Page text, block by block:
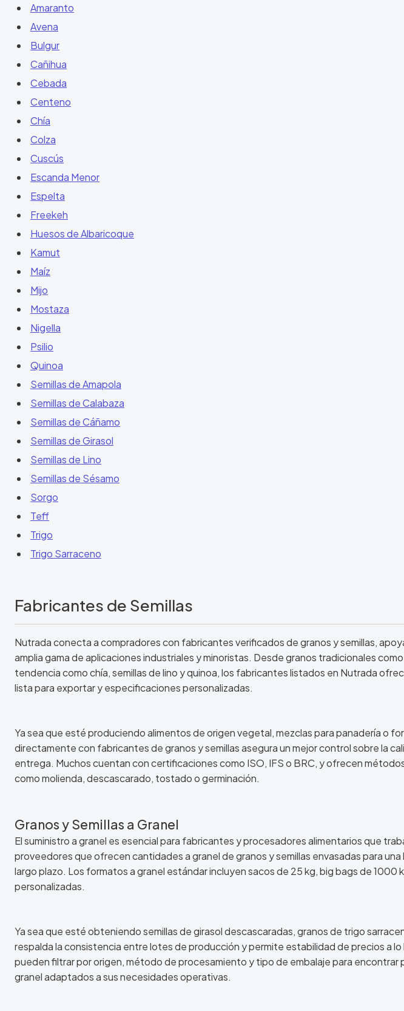
Amaranto
Avena
Bulgur
Cañihua
Cebada
Centeno
Chía
Colza
Cuscús
Escanda Menor
Espelta
Freekeh
Huesos de Albaricoque
Kamut
Maíz
Mijo
Mostaza
Nigella
Psilio
Quinoa
Semillas de Amapola
Semillas de Calabaza
Semillas de Cáñamo
Semillas de Girasol
Semillas de Lino
Semillas de Sésamo
Sorgo
Teff
Trigo
Trigo Sarraceno
Fabricantes de Semillas
Nutrada conecta a compradores con fabricantes verificados de granos y semillas,
amplia gama de aplicaciones industriales y minoristas. Desde granos tradicionales
tendencia como chía, semillas de lino y quinoa, los fabricantes listados en Nutrada
lista para exportar y especificaciones personalizadas.
Ya sea que esté produciendo alimentos de origen vegetal, mezclas para panadería o
directamente con fabricantes de granos y semillas asegura un mejor control sobre la
entrega. Muchos cuentan con certificaciones como ISO, IFS o BRC, y ofrecen
como molienda, descascarado, tostado o germinación.
Granos y Semillas a Granel
El suministro a granel es esencial para fabricantes y procesadores alimentarios que
proveedores que ofrecen cantidades a granel de granos y semillas envasadas para
largo plazo. Los formatos a granel estándar incluyen sacos de 25 kg, big bags de 1000
personalizadas.
Ya sea que esté obteniendo semillas de girasol descascaradas, granos de trigo
respalda la consistencia entre lotes de producción y permite estabilidad de precios a
pueden filtrar por origen, método de procesamiento y tipo de embalaje para encontrar
granel adaptados a sus necesidades operativas.